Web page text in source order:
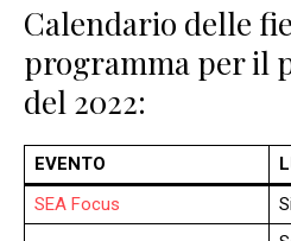
Calendario delle
programma per il
del 2022:
EVENTO
SEA Focus